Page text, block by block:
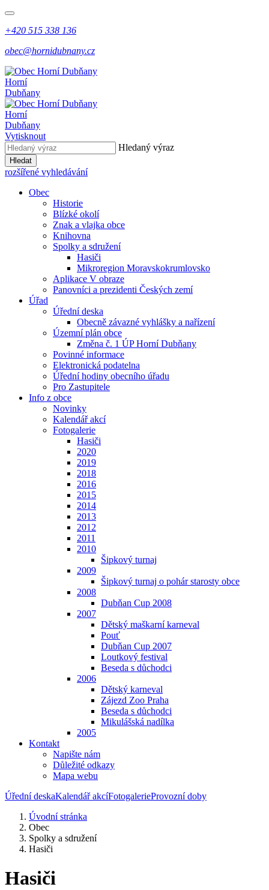
+420 515 338 136
obec@hornidubnany.cz
Horní
Dubňany
Horní
Dubňany
Vytisknout
Hledaný výraz
Hledat
rozšířené vyhledávání
Obec
Historie
Blízké okolí
Znak a vlajka obce
Knihovna
Spolky a sdružení
Hasiči
Mikroregion Moravskokrumlovsko
Aplikace V obraze
Panovníci a prezidenti Českých zemí
Úřad
Úřední deska
Obecně závazné vyhlášky a nařízení
Územní plán obce
Změna č. 1 ÚP Horní Dubňany
Povinné informace
Elektronická podatelna
Úřední hodiny obecního úřadu
Pro Zastupitele
Info z obce
Novinky
Kalendář akcí
Fotogalerie
Hasiči
2020
2019
2018
2016
2015
2014
2013
2012
2011
2010
Šipkový turnaj
2009
Šipkový turnaj o pohár starosty obce
2008
Dubňan Cup 2008
2007
Dětský maškarní karneval
Pouť
Dubňan Cup 2007
Loutkový festival
Beseda s důchodci
2006
Dětský karneval
Zájezd Zoo Praha
Beseda s důchodci
Mikulášská nadílka
2005
Kontakt
Napište nám
Důležité odkazy
Mapa webu
Úřední deskaKalendář akcíFotogalerieProvozní doby
Úvodní stránka
Obec
Spolky a sdružení
Hasiči
Hasiči